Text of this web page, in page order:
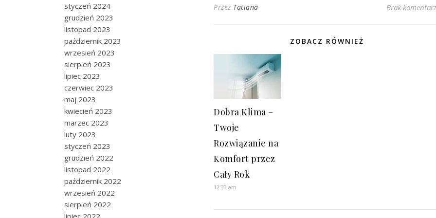
styczeń 2024
grudzień 2023
listopad 2023
październik 2023
wrzesień 2023
sierpień 2023
lipiec 2023
czerwiec 2023
maj 2023
kwiecień 2023
marzec 2023
luty 2023
styczeń 2023
grudzień 2022
listopad 2022
październik 2022
wrzesień 2022
sierpień 2022
lipiec 2022
Przez Tatiana Brak
ZOBACZ RÓWNIEŻ
Dobra Klima –
Twoje
Rozwiązanie na
Komfort przez
Cały Rok
12:33 am